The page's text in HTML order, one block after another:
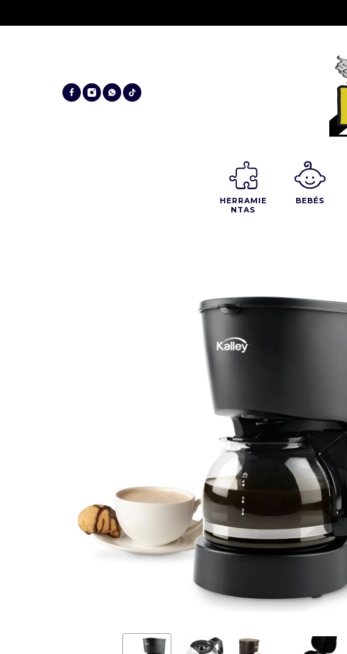
HERRAMIE
NTAS
BEBÉS